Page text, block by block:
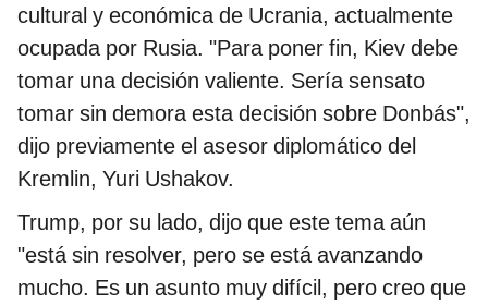
cultural y económica de Ucrania, actualmente
ocupada por Rusia. "Para poner fin, Kiev debe
tomar una decisión valiente. Sería sensato
tomar sin demora esta decisión sobre Donbás",
dijo previamente el asesor diplomático del
Kremlin, Yuri Ushakov.
Trump, por su lado, dijo que este tema aún
"está sin resolver, pero se está avanzando
mucho. Es un asunto muy difícil, pero creo que